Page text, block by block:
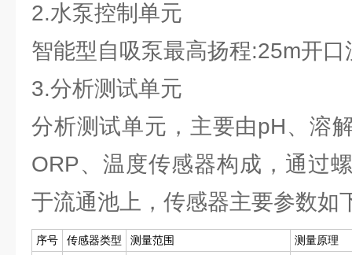
2.水泵控制单元
智能型自吸泵最高扬程:25m开
3.分析测试单元
分析测试单元，主要由pH、溶
ORP、温度传感器构成，通过
于流通池上，传感器主要参数如
序号 传感器类型 测量范围
测量原理